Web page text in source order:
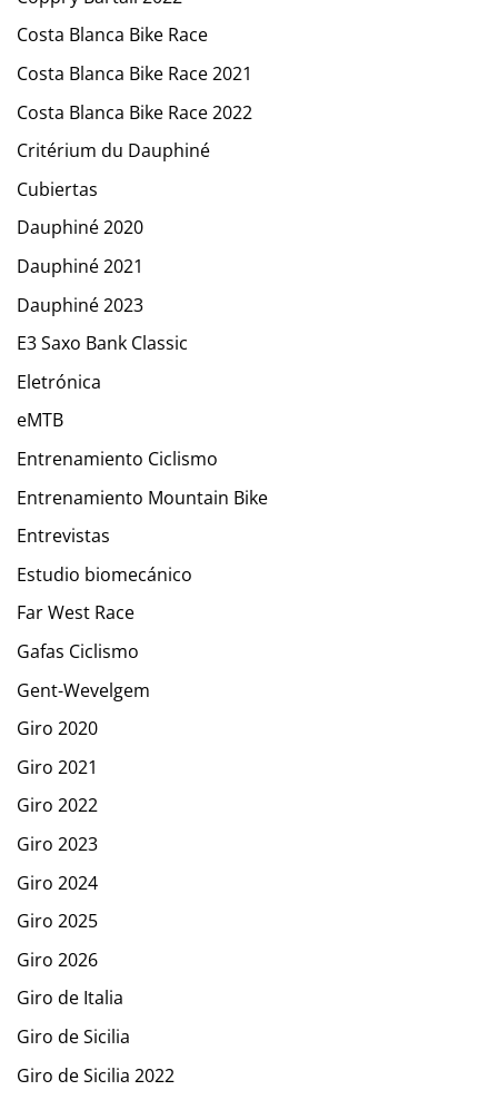
Costa Blanca Bike Race
Costa Blanca Bike Race 2021
Costa Blanca Bike Race 2022
Critérium du Dauphiné
Cubiertas
Dauphiné 2020
Dauphiné 2021
Dauphiné 2023
E3 Saxo Bank Classic
Eletrónica
eMTB
Entrenamiento Ciclismo
Entrenamiento Mountain Bike
Entrevistas
Estudio biomecánico
Far West Race
Gafas Ciclismo
Gent-Wevelgem
Giro 2020
Giro 2021
Giro 2022
Giro 2023
Giro 2024
Giro 2025
Giro 2026
Giro de Italia
Giro de Sicilia
Giro de Sicilia 2022